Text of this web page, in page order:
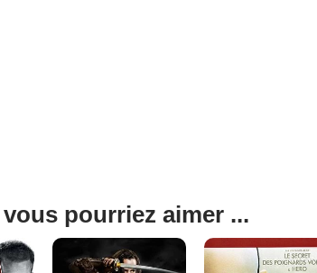
pourriez aimer ...